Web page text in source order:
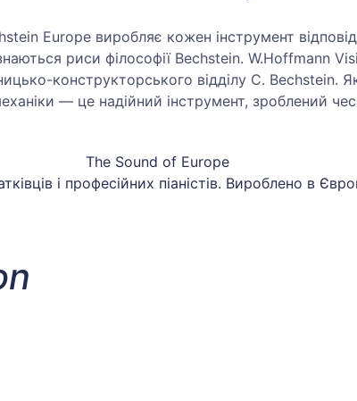
Europe виробляє кожен інструмент
риси філософії Bechstein.
конструкторського відділу C. Bechstein.
— це надійний інструмент, зроблений
The Sound of Europe
і професійних піаністів. Вироблено в